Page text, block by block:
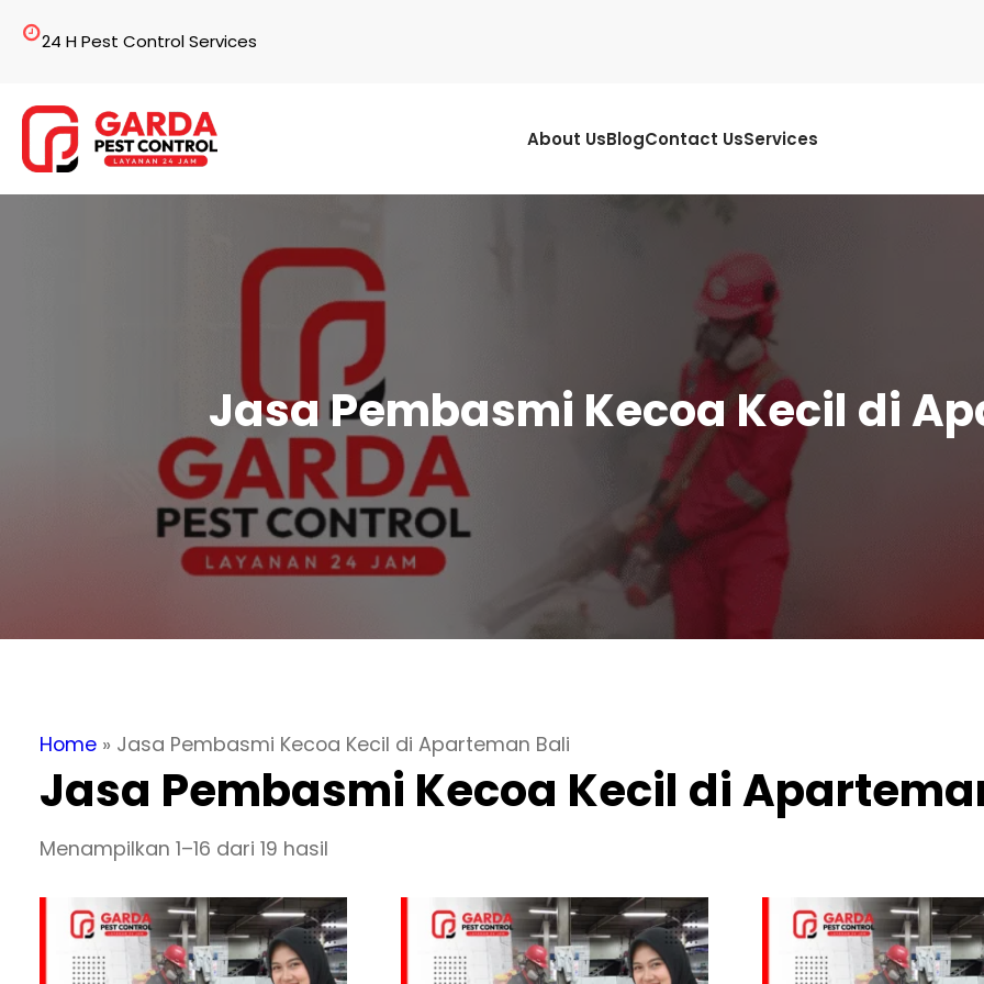
24 H Pest Control Services
About UsBlogContact UsServices
Jasa Pembasmi Kecoa Kecil di
Home » Jasa Pembasmi Kecoa Kecil di Aparteman Bali
Jasa Pembasmi Kecoa Kecil di
Menampilkan 1–16 dari 19 hasil